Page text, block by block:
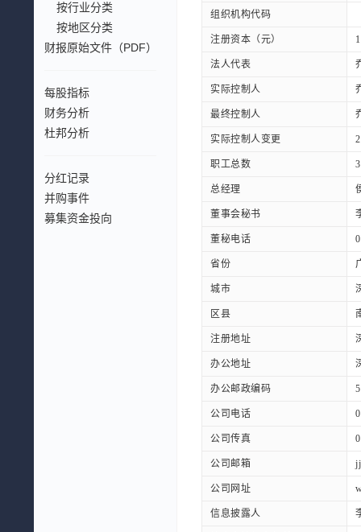
按行业分类
按地区分类
财报原始文件（PDF）
每股指标
财务分析
杜邦分析
分红记录
并购事件
募集资金投向
组织机构代码
注册资本（元）
法人代表
实际控制人
最终控制人
实际控制人变更
职工总数
总经理
董事会秘书
董秘电话
省份
城市
区县
注册地址
办公地址
办公邮政编码
公司电话
公司传真
公司邮箱
公司网址
信息披露人